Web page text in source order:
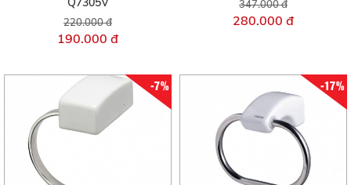
220.000 đ
190.000 đ
347.000 đ
280.000 đ
-7% -17%